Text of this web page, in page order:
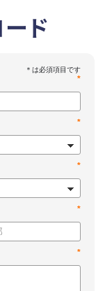
ド
*
*
*
*
*